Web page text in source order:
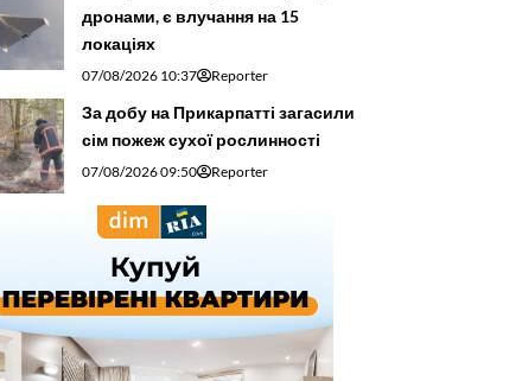
дронами, є влучання на 15
локаціях
07/08/2026 10:37 Reporter
За добу на Прикарпатті загасили
сім пожеж сухої рослинності
07/08/2026 09:50 Reporter